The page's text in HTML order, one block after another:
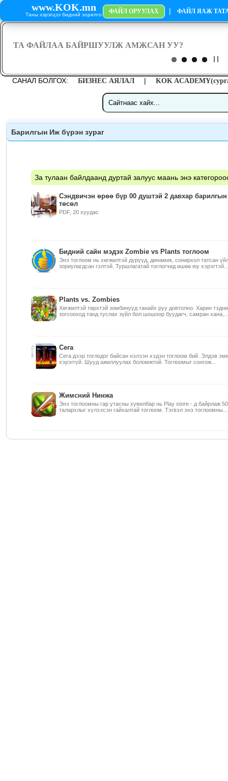
www.KOK.mn
Таны хэрэгцээ бидний зорилго ФАЙЛ ОРУУЛАХ | ФАЙЛ ЯАЖ
САНАЛ БОЛГОХ: БИЗНЕС АЯЛАЛ | KOK
Барилгын Иж бүрэн зураг
За тулаан байлдаанд дуртай залуус маань энэ
Сэндвичэн өрөө бүр 00 душтэй 2 давхар барилгын
төсөл
PDF, 20 хуудас
Бидний сайн мэдэх Zombie vs Plants тоглоом
Энэ тоглоом нь хөгжилтэй дүрүүд, динамик, сонирхол татсан
зориулагдсан гэлтэй. Туршлагатай тоглогчид өшөө юу хэрэгтэй...
Plants vs. Zombies
Хөгжилтэй төрхтэй зомбинууд танайх руу довтолно. Харин
зогсооход танд туслах зүйл бол шошоор буудагч, самран хана,...
Сега
Сега дээр тоглодог байсан нэлээн хэдэн тоглоом бий. Элдэв
хэрэггүй. Шууд ажиллуулах боломжтой. Тоглоомыг сонгож...
Жимсний Нинжа
Энэ тоглоомны гар утасны хувилбар нь Play store - д байрлаж
талархлыг хүлээсэн гайхалтай тоглоом. Тэгвэл энэ тоглоомны...